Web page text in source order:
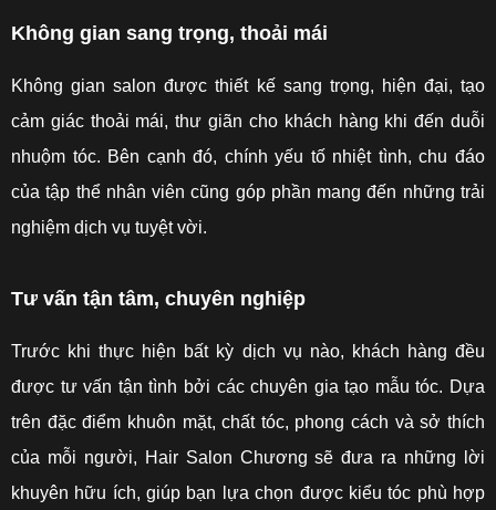
Không gian sang trọng, thoải mái
Không gian salon được thiết kế sang trọng, hiện đại, tạo
cảm giác thoải mái, thư giãn cho khách hàng khi đến duỗi
nhuộm tóc. Bên cạnh đó, chính yếu tố nhiệt tình, chu đáo
của tập thể nhân viên cũng góp phần mang đến những trải
nghiệm dịch vụ tuyệt vời.
Tư vấn tận tâm, chuyên nghiệp
Trước khi thực hiện bất kỳ dịch vụ nào, khách hàng đều
được tư vấn tận tình bởi các chuyên gia tạo mẫu tóc. Dựa
trên đặc điểm khuôn mặt, chất tóc, phong cách và sở thích
của mỗi người, Hair Salon Chương sẽ đưa ra những lời
khuyên hữu ích, giúp bạn lựa chọn được kiểu tóc phù hợp